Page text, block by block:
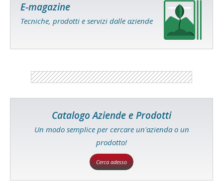
E-magazine
Tecniche, prodotti e servizi dalle aziende
Catalogo Aziende e Prodotti
Un modo semplice per cercare un'azienda o un
prodotto!
Cerca adesso